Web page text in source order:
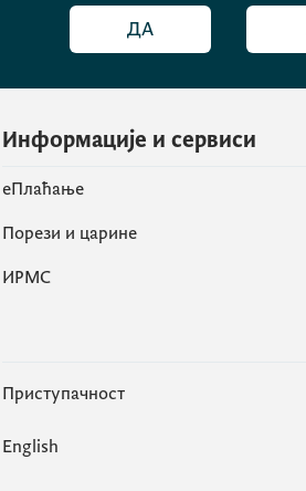
ДА
Информације и сервиси
eПлаћање
Порези и царине
ИРМС
Приступачност
English